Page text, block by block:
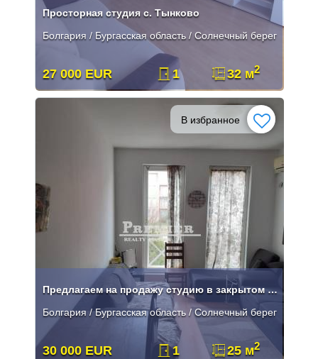
Просторная студия с. Тынково
Болгария / Бургасская область / Солнечный берег
27 000 EUR 1 32 м2
В избранное
Предлагаем на продажу студию в закрытом комплексе.
Болгария / Бургасская область / Солнечный берег
30 000 EUR 1 25 м2